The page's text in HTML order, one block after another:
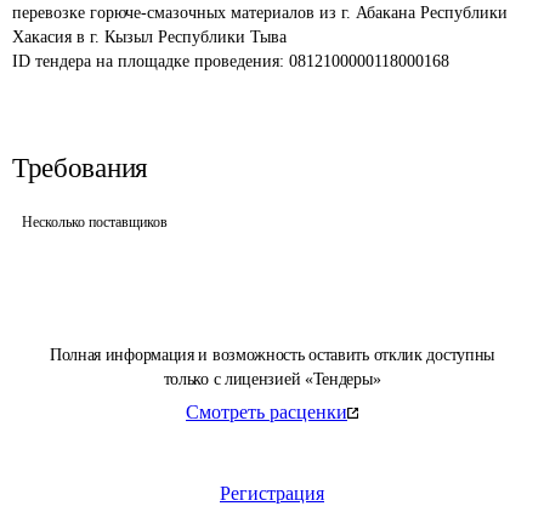
Полная информация и возможность оставить отклик доступны
только с лицензией «Тендеры»
Смотреть расценки
Регистрация
перевозке горюче-смазочных материалов из г. Абакана Республики
Хакасия в г. Кызыл Республики Тыва
ID тендера на площадке проведения: 0812100000118000168
Требования
Несколько поставщиков